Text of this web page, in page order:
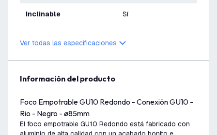
Inclinable Sí
Ver todas las especificaciones
información del producto
Foco Empotrable GU10 Redondo - Conexión GU10 -
Rio - Negro - ø85mm
El foco empotrable GU10 Redondo está fabricado con